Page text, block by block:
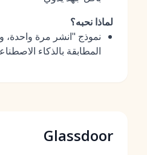
لماذا نحبه؟
نموذج "انشر مرة
المطابقة بالذكاء
Glassdoor